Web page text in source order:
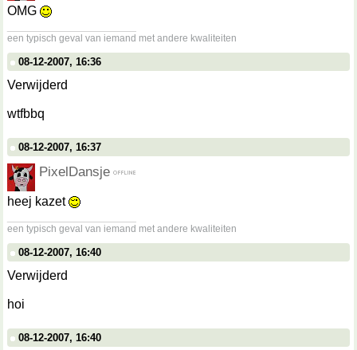
OMG
een typisch geval van iemand met andere kwaliteiten
08-12-2007, 16:36
Verwijderd
wtfbbq
08-12-2007, 16:37
PixelDansje
heej kazet
een typisch geval van iemand met andere kwaliteiten
08-12-2007, 16:40
Verwijderd
hoi
08-12-2007, 16:40